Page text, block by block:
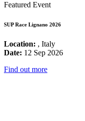
Featured Event
SUP Race Lignano 2026
Location: , Italy
Date: 12 Sep 2026
Find out more